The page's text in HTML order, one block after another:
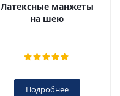
Латексные манжеты
на шею
Подробнее